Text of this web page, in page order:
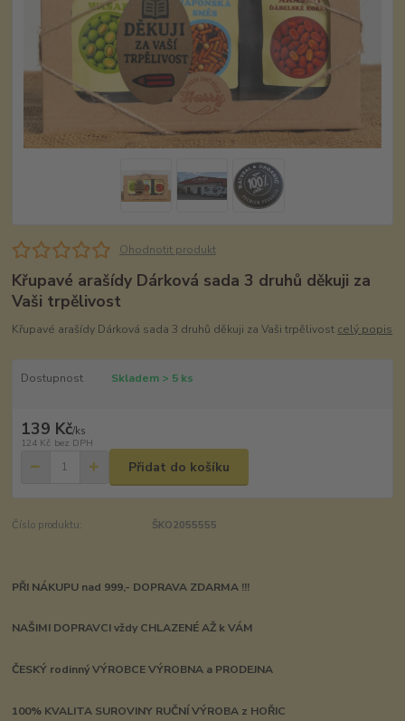
Ohodnotit produkt
Křupavé arašídy Dárková sada 3 druhů děkuji za
Vaši trpělivost
Křupavé arašídy Dárková sada 3 druhů děkuji za Vaši trpělivost celý popis
Dostupnost Skladem > 5 ks
139 Kč/ks
124 Kč bez DPH
Přidat do košíku
Číslo produktu: ŠKO2055555
PŘI NÁKUPU nad 999,- DOPRAVA ZDARMA !!!
NAŠIMI DOPRAVCI vždy CHLAZENÉ AŽ k VÁM
ČESKÝ rodinný VÝROBCE VÝROBNA a PRODEJNA
100% KVALITA SUROVINY RUČNÍ VÝROBA z HOŘIC